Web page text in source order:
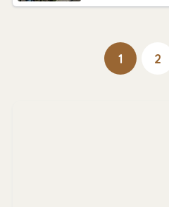
1 2